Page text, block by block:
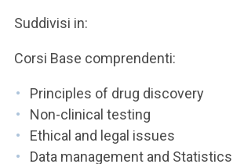
Suddivisi in:
Corsi Base comprendenti:
Principles of drug discovery
Non-clinical testing
Ethical and legal issues
Data management and Statistics